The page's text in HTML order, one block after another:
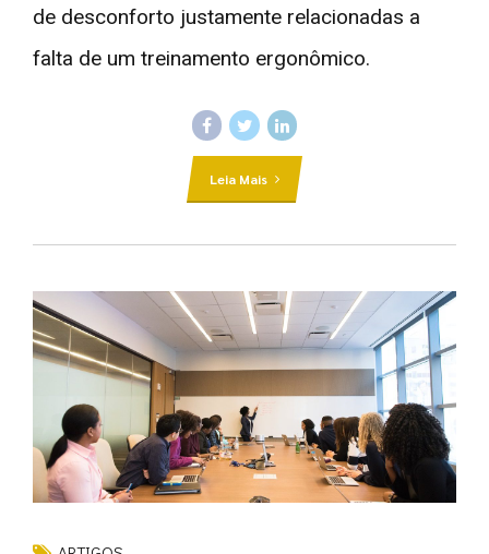
de desconforto justamente relacionadas a
falta de um treinamento ergonômico.
Leia Mais